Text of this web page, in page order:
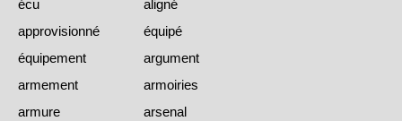
écu
aligné
approvisionné
équipé
équipement
argument
armement
armoiries
armure
arsenal